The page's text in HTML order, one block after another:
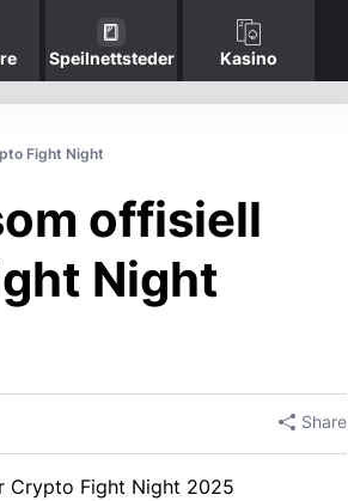
Speilnettsteder Kasino
Fight Night
offisiell
Night
Share
Crypto Fight Night 2025